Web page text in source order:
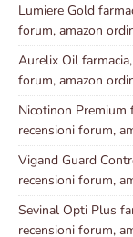
Lumiere Gold
forum, amazon
Aurelix Oil
forum, amazon
Nicotinon Premium
recensioni forum,
Vigand Guard
recensioni forum,
Sevinal Opti Plus
recensioni forum,